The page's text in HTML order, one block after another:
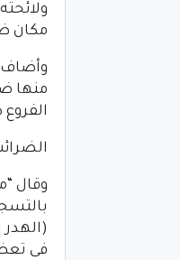
مكان
وأضاف
منها
وقال
فى